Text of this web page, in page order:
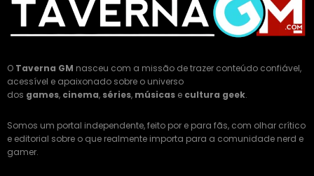
O Taverna GM nasceu com a missão de trazer conteúdo confiável,
acessível e apaixonado sobre o universo
dos games, cinema, séries, músicas e cultura geek.
Somos um portal independente, feito por e para fãs, com olhar crítico
e editorial sobre o que realmente importa para a comunidade nerd e
gamer.